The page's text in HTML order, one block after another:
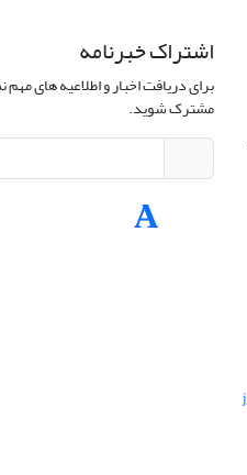
اشتراک خبرنامه
برای دریافت اخبار و اطلاعیه های
مشترک شوید.